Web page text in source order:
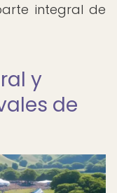
integral de
y
de